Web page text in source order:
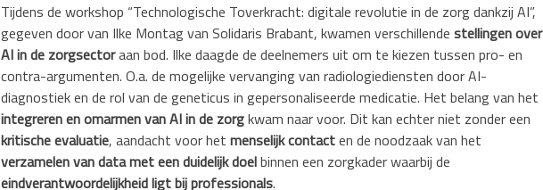
Tijdens de workshop “Technologische Toverkracht: digitale revolutie in de zorg dankzij AI”,
gegeven door van Ilke Montag van Solidaris Brabant, kwamen verschillende stellingen over
AI in de zorgsectoraan bod. Ilke daagde de deelnemers uit om te kiezen tussen pro- en
contra-argumenten. O.a. de mogelijke vervanging van radiologiediensten door AI-
diagnostiek en de rol van de geneticus in gepersonaliseerde medicatie. Het belang van het
integreren en omarmen van AI in de zorg kwam naar voor. Dit kan echter niet zonder een
kritische evaluatie, aandacht voor het menselijk contact en de noodzaak van het
verzamelen van data met een duidelijk doel binnen een zorgkader waarbij de
eindverantwoordelijkheid ligt bij professionals.